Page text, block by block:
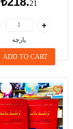
21
پارچە
ADD TO CART